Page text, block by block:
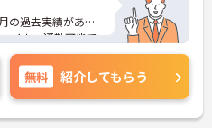
の過去実績があ
イカー通勤可能で
金制度もあり、安
イントなどさらに
軽にご相談くださ
無料 紹介してもらう